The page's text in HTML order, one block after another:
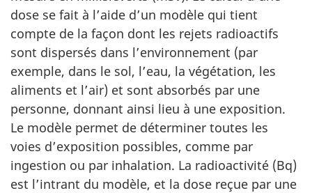
dose se fait à l’aide d’un modèle qui tient
compte de la façon dont les rejets radioactifs
sont dispersés dans l’environnement (par
exemple, dans le sol, l’eau, la végétation, les
aliments et l’air) et sont absorbés par une
personne, donnant ainsi lieu à une exposition.
Le modèle permet de déterminer toutes les
voies d’exposition possibles, comme par
ingestion ou par inhalation. La radioactivité (Bq)
est l’intrant du modèle, et la dose reçue par une